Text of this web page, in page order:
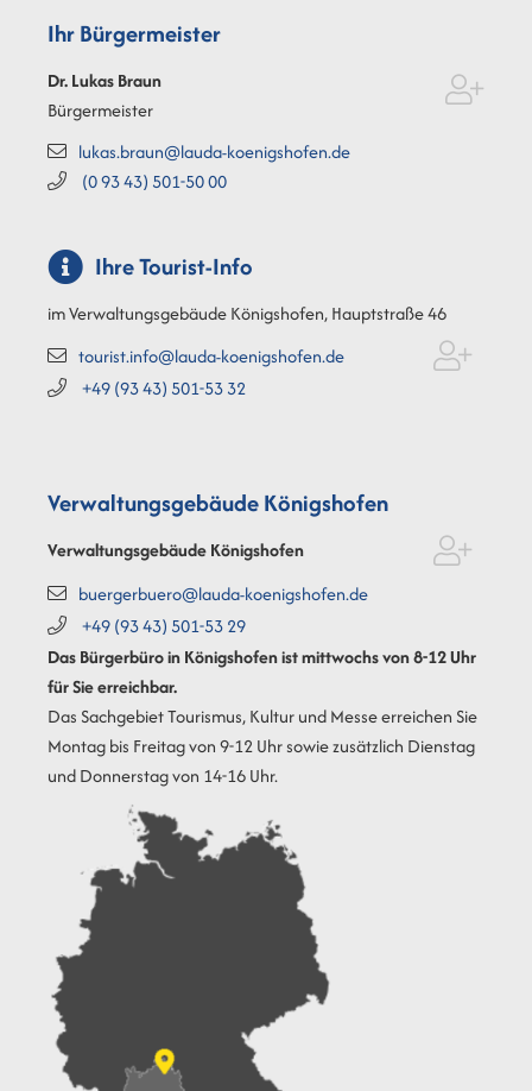
Ihr Bürgermeister
Dr. LukasBraun
Bürgermeister
lukas.braun@lauda-koenigshofen.de
(09343) 501-5000
Ihre Tourist-Info
im Verwaltungsgebäude Königshofen, Hauptstraße 46
tourist.info@lauda-koenigshofen.de
+49 (9343) 501-5332
Verwaltungsgebäude Königshofen
Verwaltungsgebäude Königshofen
buergerbuero@lauda-koenigshofen.de
+49 (9343) 501-5329
Das Bürgerbüro in Königshofen ist mittwochs von 8-12 Uhr
für Sie erreichbar.
Das Sachgebiet Tourismus, Kultur und Messe erreichen Sie
Montag bis Freitag von 9-12 Uhr sowie zusätzlich Dienstag
und Donnerstag von 14-16 Uhr.